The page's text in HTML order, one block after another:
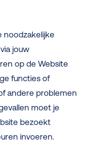
noodzakelijke
jouw
op de Website
functies of
andere problemen
moet je
bezoekt
invoeren.